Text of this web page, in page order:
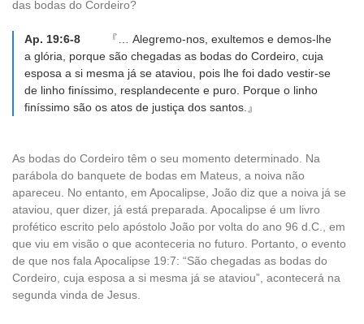
das bodas do Cordeiro?
Ap. 19:6-8
『… Alegremo-nos, exultemos e demos-lhe
a glória, porque são chegadas as bodas do Cordeiro, cuja
esposa a si mesma já se ataviou, pois lhe foi dado vestir-se
de linho finíssimo, resplandecente e puro. Porque o linho
finíssimo são os atos de justiça dos santos.』
As bodas do Cordeiro têm o seu momento determinado. Na
parábola do banquete de bodas em Mateus, a noiva não
apareceu. No entanto, em Apocalipse, João diz que a noiva já se
ataviou, quer dizer, já está preparada. Apocalipse é um livro
profético escrito pelo apóstolo João por volta do ano 96 d.C., em
que viu em visão o que aconteceria no futuro. Portanto, o evento
de que nos fala Apocalipse 19:7: “São chegadas as bodas do
Cordeiro, cuja esposa a si mesma já se ataviou”, acontecerá na
segunda vinda de Jesus.